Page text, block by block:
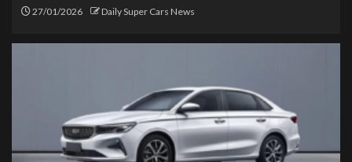
27/01/2026 Daily Super Cars News